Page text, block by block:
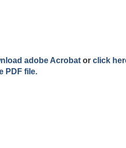
adobe Acrobat or click
PDF file.